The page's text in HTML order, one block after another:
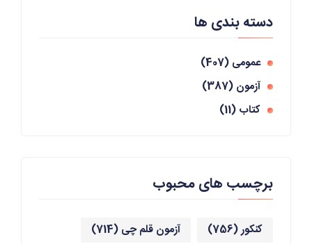
دسته بندی ها
عمومی(407)
آزمون(387)
کتاب(11)
برچسب های محبوب
کنکور(756) آزمون قلم چی (714)